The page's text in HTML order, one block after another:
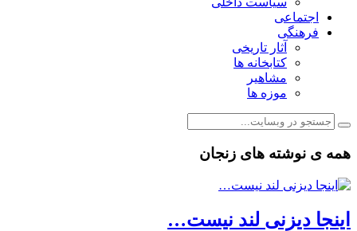
اجتماعی
فرهنگی
آثار تاریخی
کتابخانه ها
مشاهیر
موزه ها
همه ی نوشته های زنجان
اینجا دیزنی لند نیست…